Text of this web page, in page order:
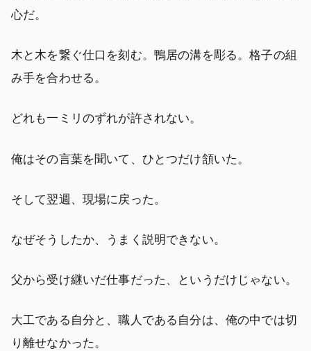
心だ。
木と木を繋ぐ仕口を刻む。鴨居の溝を彫る。格子の組
み手を合わせる。
どれも一ミリのずれが許されない。
俺はその言葉を聞いて、ひとつだけ頷いた。
そして翌週、現場に戻った。
なぜそうしたか、うまく説明できない。
父から受け継いだ仕事だった、というだけじゃない。
大工である自分と、職人である自分は、俺の中では切
り離せなかった。